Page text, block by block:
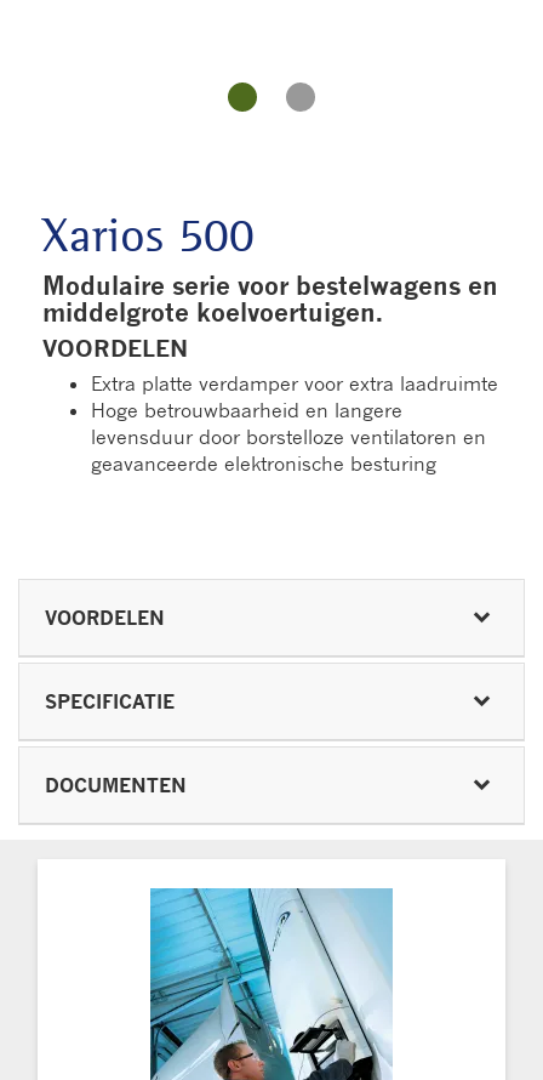
Xarios 500
Modulaire serie voor bestelwagens en
middelgrote koelvoertuigen.
VOORDELEN
Extra platte verdamper voor extra laadruimte
Hoge betrouwbaarheid en langere
levensduur door borstelloze ventilatoren en
geavanceerde elektronische besturing
VOORDELEN
SPECIFICATIE
DOCUMENTEN